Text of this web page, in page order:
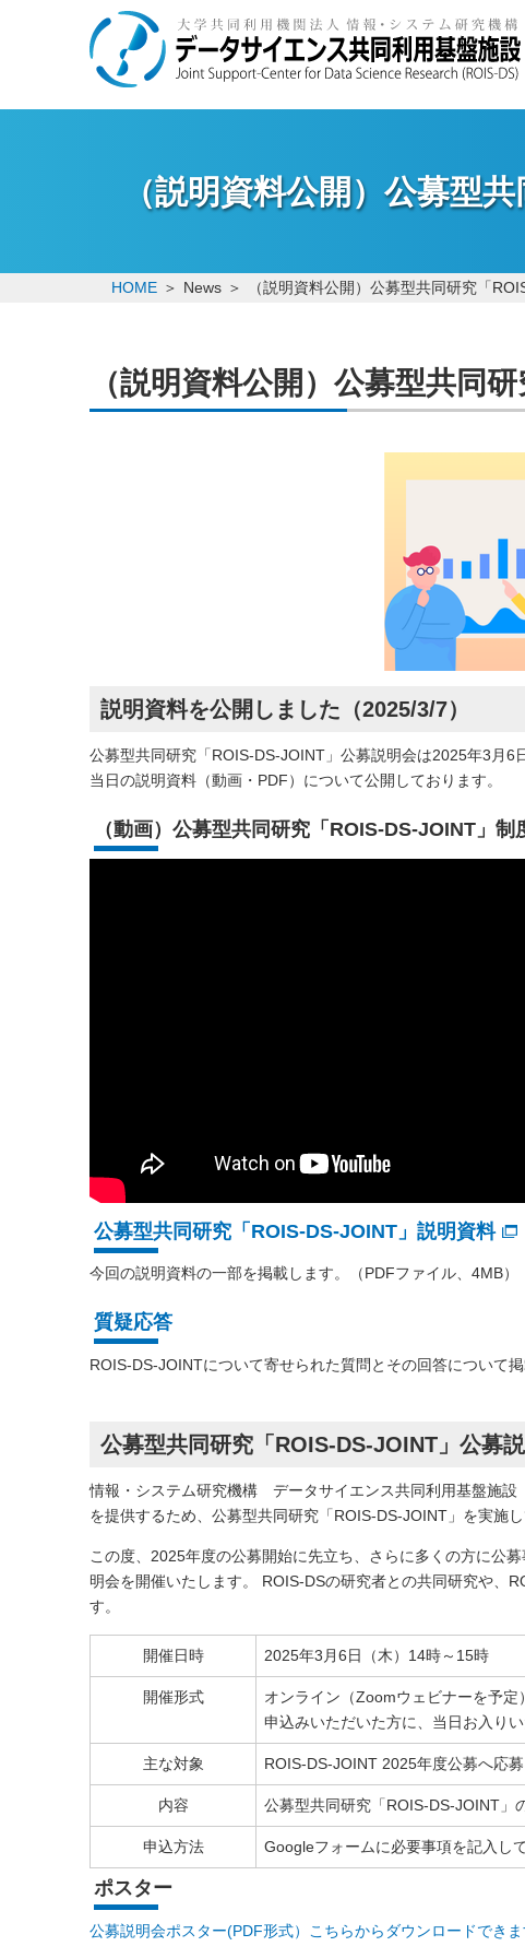
（説明資料公開）公募型
HOME News （説明資料公開）公募型共同研究「
（説明資料公開）公募型共同
説明資料を公開しました（2025/3/7）
公募型共同研究「ROIS-DS-JOINT」公募説明会は2025年3月6
当日の説明資料（動画・PDF）について公開しております。
（動画）公募型共同研究「ROIS-DS-JOINT」制
公募型共同研究「ROIS-DS-JOINT」説明資料
今回の説明資料の一部を掲載します。（PDFファイル、4MB）
質疑応答
ROIS-DS-JOINTについて寄せられた質問とその回答について掲
公募型共同研究「ROIS-DS-JOINT」公募
情報・システム研究機構 データサイエンス共同利用基盤施設
を提供するため、公募型共同研究「ROIS-DS-JOINT」を実施
この度、2025年度の公募開始に先立ち、さらに多くの方に公
明会を開催いたします。 ROIS-DSの研究者との共同研究や、
す。
開催日時 2025年3月6日（木）14時～15時
開催形式
オンライン（Zoomウェビナーを予
申込みいただいた方に、当日お入り
主な対象 ROIS-DS-JOINT 2025年度公募へ応
内容 公募型共同研究「ROIS-DS-JOINT」
申込方法 Googleフォームに必要事項を記入し
ポスター
公募説明会ポスター(PDF形式）こちらからダウンロードできま